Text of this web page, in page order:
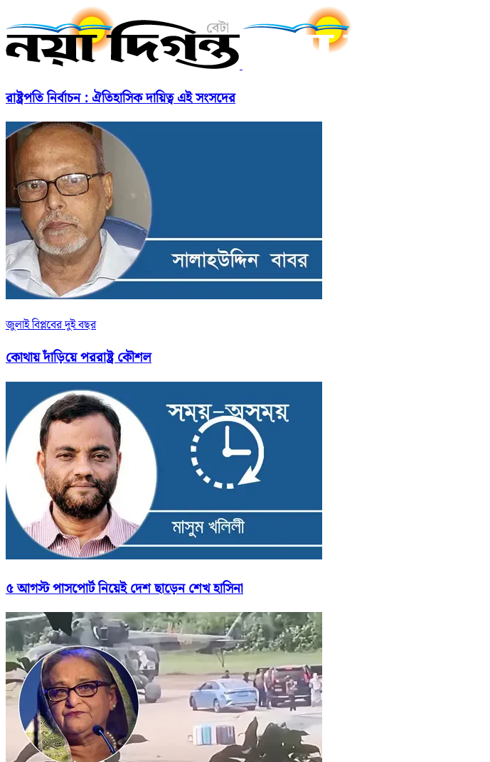
রাষ্ট্রপতি নির্বাচন : ঐতিহাসিক দায়িত্ব এই সংসদের
জুলাই বিপ্লবের দুই বছর
কোথায় দাঁড়িয়ে পররাষ্ট্র কৌশল
৫ আগস্ট পাসপোর্ট নিয়েই দেশ ছাড়েন শেখ হাসিনা